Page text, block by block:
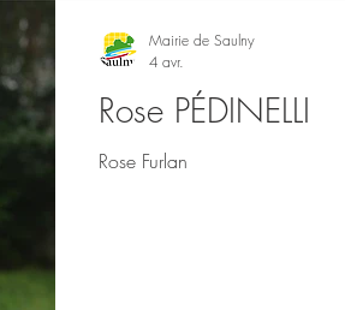
Rose PÉDINELLI
Rose Furlan
Mairie de Saulny
4 avr.